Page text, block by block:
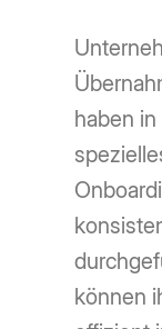
haben
können